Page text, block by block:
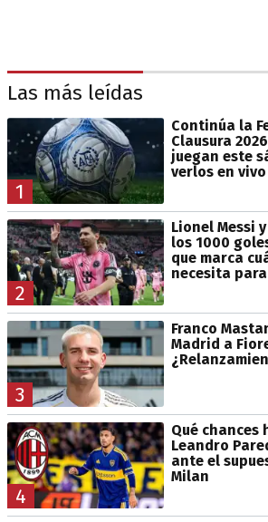
Las más leídas
1
Continúa la
Clausura
juegan este
verlos en vivo
2
Lionel Messi
los 1000
que marca
necesita
3
Franco
Madrid a
4
Qué chances
Leandro
ante el
Milan